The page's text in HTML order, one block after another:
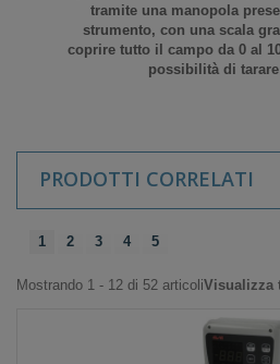
tramite una manopola
strumento, con una scala
coprire tutto il campo da 0 al
possibilità di
PRODOTTI CORRELATI
1 2 3 4 5
Mostrando 1 - 12 di 52 articoliVisualizza